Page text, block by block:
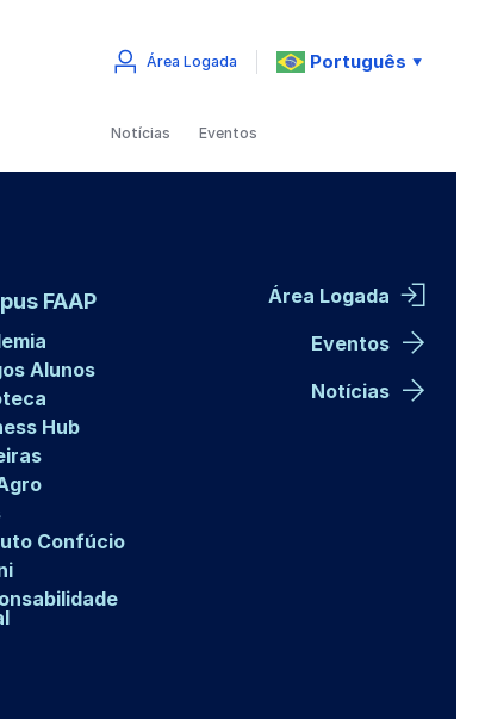
Área Logada Português ▼
Notícias Eventos
FAAP
Alunos
Hub
Confúcio
Área Logada
Eventos
Notícias